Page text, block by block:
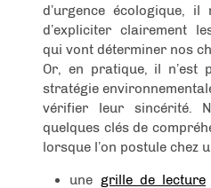
d’urgence écologique,
d’expliciter clairement
qui vont déterminer nos
Or, en pratique, il n’est
stratégie
vérifier leur sincérité.
quelques clés de
lorsque l’on postule chez
une grille de lecture